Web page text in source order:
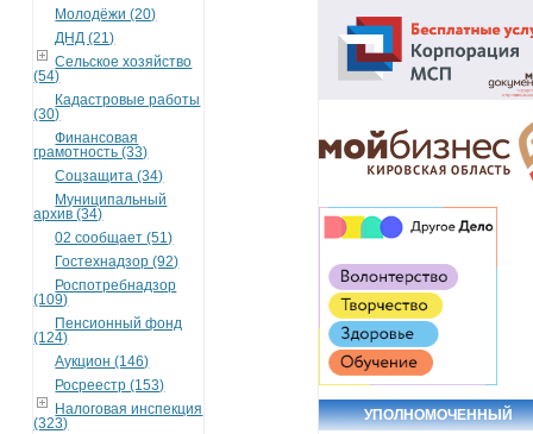
Молодёжи (20)
ДНД (21)
Сельское хозяйство
(54)
Кадастровые работы
(30)
Финансовая
грамотность (33)
Соцзащита (34)
Муниципальный
архив (34)
02 сообщает (51)
Гостехнадзор (92)
Роспотребнадзор
(109)
Пенсионный фонд
(124)
Аукцион (146)
Росреестр (153)
Налоговая инспекция
(323)
УПОЛНОМОЧЕННЫЙ